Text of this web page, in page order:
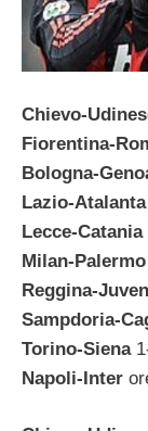
Chievo-
Fiorentina-
Bologna-
Lazio-Atalanta
Lecce-Catania
Milan-Palermo
Reggina-
Sampdoria-
Torino-Siena
Napoli-Inter